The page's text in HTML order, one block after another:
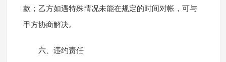
款；乙方如遇特殊情况未能在规定的时间对帐，可与
甲方协商解决。
六、违约责任